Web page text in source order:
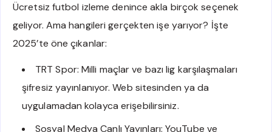
Ücretsiz futbol izleme denince akla birçok seçenek
geliyor. Ama hangileri gerçekten işe yarıyor? İşte
2025’te öne çıkanlar:
TRT Spor: Milli maçlar ve bazı lig karşılaşmaları
şifresiz yayınlanıyor. Web sitesinden ya da
uygulamadan kolayca erişebilirsiniz.
Sosyal Medya Canlı Yayınları: YouTube ve